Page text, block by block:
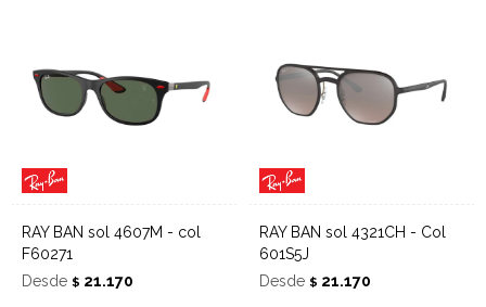
RAY BAN sol 4607M - col
F60271
Desde $ 21.170
RAY BAN sol 4321CH - Col
601S5J
Desde $ 21.170